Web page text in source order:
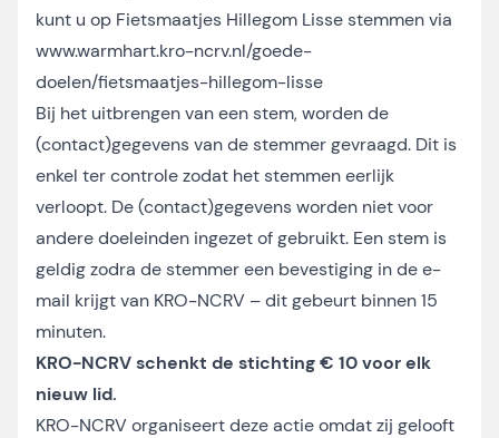
kunt u op Fietsmaatjes Hillegom Lisse stemmen via
www.warmhart.kro-ncrv.nl/goede-
doelen/fietsmaatjes-hillegom-lisse
Bij het uitbrengen van een stem, worden de
(contact)gegevens van de stemmer gevraagd. Dit is
enkel ter controle zodat het stemmen eerlijk
verloopt. De (contact)gegevens worden niet voor
andere doeleinden ingezet of gebruikt. Een stem is
geldig zodra de stemmer een bevestiging in de e-
mail krijgt van KRO-NCRV – dit gebeurt binnen 15
minuten.
KRO-NCRV schenkt de stichting € 10 voor elk
nieuw lid.
KRO-NCRV organiseert deze actie omdat zij gelooft